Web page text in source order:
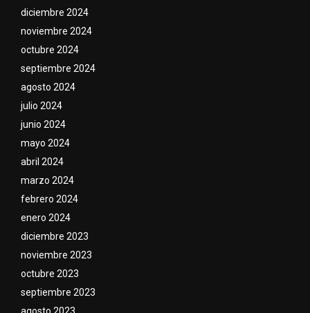
diciembre 2024
noviembre 2024
octubre 2024
septiembre 2024
agosto 2024
julio 2024
junio 2024
mayo 2024
abril 2024
marzo 2024
febrero 2024
enero 2024
diciembre 2023
noviembre 2023
octubre 2023
septiembre 2023
agosto 2023